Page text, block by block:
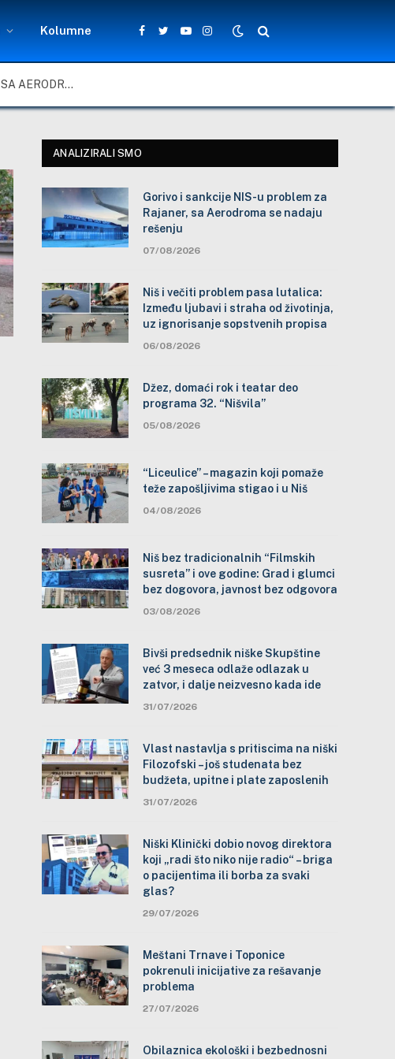
Kolumne
Facebook
TwitterYouTubeInstagram
GORIVO I SANKCIJE NIS-U PROBLEM ZA RAJANER, SA AERODROMA SE NADAJU REŠENJU
ANALIZIRALI SMO
Gorivo i sankcije NIS-u problem za
Rajaner, sa Aerodroma se nadaju
rešenju
07/08/2026
Niš i večiti problem pasa lutalica:
Između ljubavi i straha od životinja,
uz ignorisanje sopstvenih propisa
06/08/2026
Džez, domaći rok i teatar deo
programa 32. “Nišvila”
05/08/2026
“Liceulice” – magazin koji pomaže
teže zapošljivima stigao i u Niš
04/08/2026
Niš bez tradicionalnih “Filmskih
susreta” i ove godine: Grad i glumci
bez dogovora, javnost bez odgovora
03/08/2026
Bivši predsednik niške Skupštine
već 3 meseca odlaže odlazak u
zatvor, i dalje neizvesno kada ide
31/07/2026
Vlast nastavlja s pritiscima na niški
Filozofski – još studenata bez
budžeta, upitne i plate zaposlenih
31/07/2026
Niški Klinički dobio novog direktora
koji „radi što niko nije radio“ – briga
o pacijentima ili borba za svaki
glas?
29/07/2026
Meštani Trnave i Toponice
pokrenuli inicijative za rešavanje
problema
27/07/2026
Obilaznica ekološki i bezbednosni